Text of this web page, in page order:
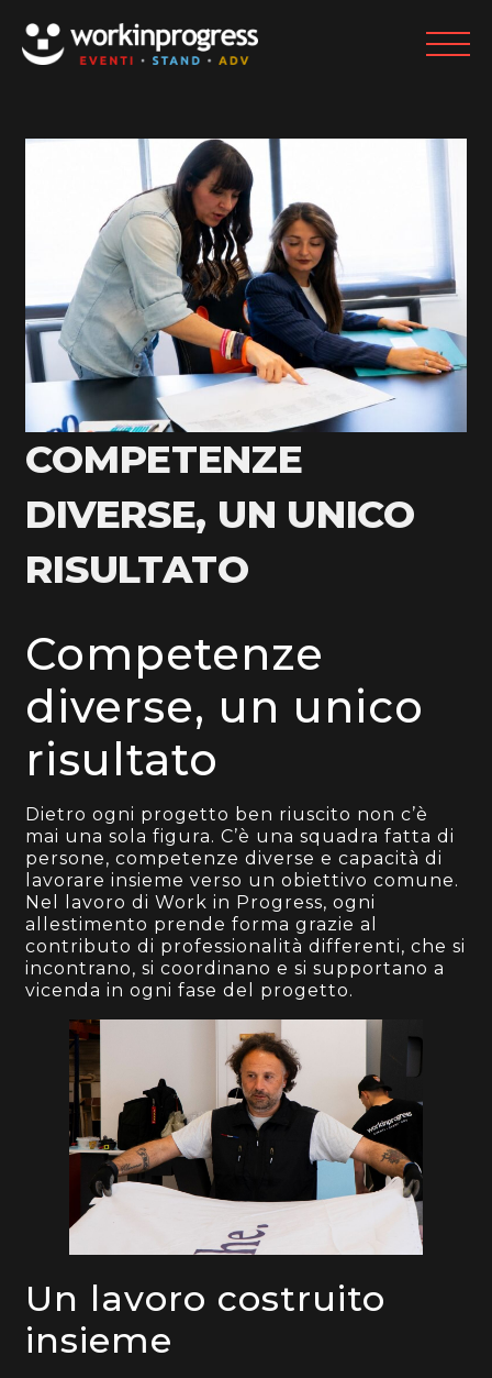
COMPETENZE
DIVERSE, UN UNICO
RISULTATO
Competenze
diverse, un unico
risultato
Dietro ogni progetto ben riuscito non c’è
mai una sola figura. C’è una squadra fatta di
persone, competenze diverse e capacità di
lavorare insieme verso un obiettivo comune.
Nel lavoro di Work in Progress, ogni
allestimento prende forma grazie al
contributo di professionalità differenti, che si
incontrano, si coordinano e si supportano a
vicenda in ogni fase del progetto.
Un lavoro costruito
insieme